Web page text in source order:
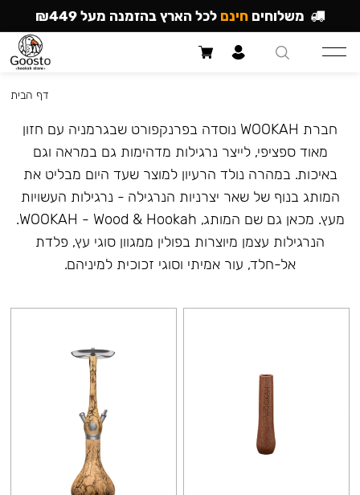
דף הבית
חברת WOOKAH נוסדה בפרנקפורט שבגרמניה עם חזון
מאוד ספציפי, לייצר נרגילות מדהימות גם במראה וגם
באיכות. במהרה נולד הרעיון למוצר שעד היום מבליט את
המותג בנוף של שאר יצרניות הנרגילה - נרגילות העשויות
מעץ. מכאן גם שם המותג, WOOKAH - Wood & Hookah.
הנרגילות עצמן מיוצרות בפולין ממגוון סוגי עץ, פלדת
אל-חלד, עור אמיתי וסוגי זכוכית למיניהם.
משלוחים חינם לכל הארץ בהזמנה מעל ₪449